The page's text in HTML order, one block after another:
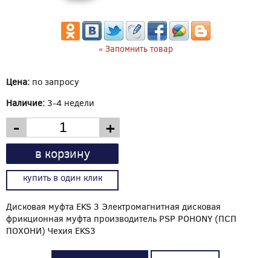
« Запомнить товар
Цена: по запросу
Наличие: 3-4 недели
- +
в корзину
купить в один клик
Дисковая муфта EKS 3 Электромагнитная дисковая
фрикционная муфта производитель PSP POHONY (ПСП
ПОХОНИ) Чехия EKS3